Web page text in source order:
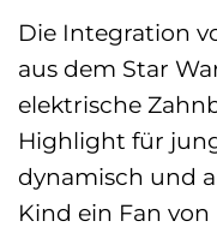
Die Integration
aus dem Star
elektrische
Highlight für
dynamisch und
Kind ein Fan von